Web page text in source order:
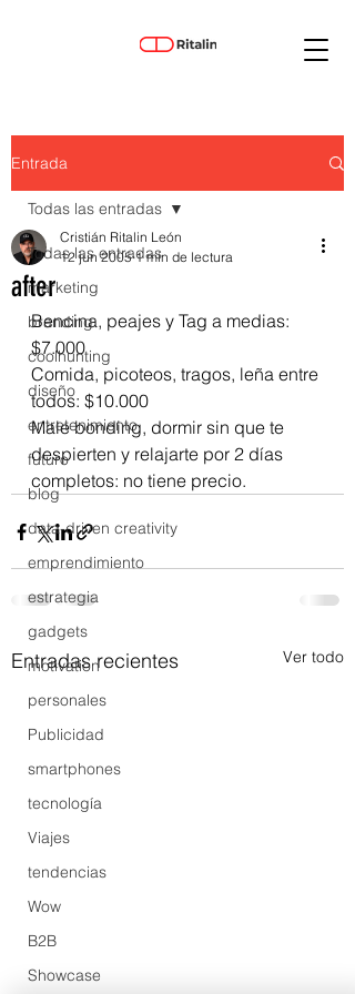
Entrada
Todas las entradas
marketing
branding
coolhunting
diseño
entretenimiento
futuro
blog
data-driven creativity
emprendimiento
estrategia
gadgets
motivation
personales
Publicidad
smartphones
tecnología
Viajes
tendencias
Wow
B2B
Showcase
Todas las entradas
after
Cristián Ritalin León
12 jun 2005 1 min de lectura
Bencina, peajes y Tag a medias:
$7.000
Comida, picoteos, tragos, leña entre
todos: $10.000
Male bonding, dormir sin que te
despierten y relajarte por 2 días
completos: no tiene precio.
Entradas recientes Ver todo